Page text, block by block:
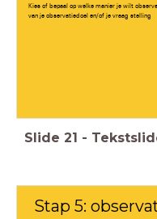
Kies of bepaal op welke manier je wilt
van je observatiedoel en/of je vraag stelling
Slide 21 -
Stap 5: